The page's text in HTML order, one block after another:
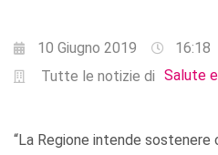
10 Giugno 2019
16:18
Tutte le notizie di Salute
“La Regione intende sostenere